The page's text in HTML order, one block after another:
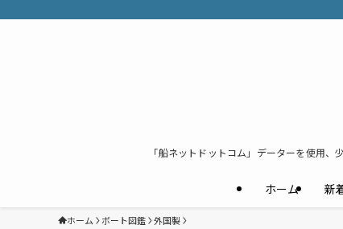
「船ネットドットコム」データーを使用
ホーム 新
ホーム ボート図鑑 外国製